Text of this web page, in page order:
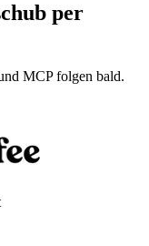
per
MCP folgen bald.